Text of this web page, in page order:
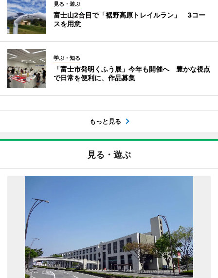
見る・遊ぶ
富士山2合目で「裾野高原トレイルラン」 3コー
スを用意
学ぶ・知る
「富士市発明くふう展」今年も開催へ 豊かな視点
で日常を便利に、作品募集
もっと見る
見る・遊ぶ